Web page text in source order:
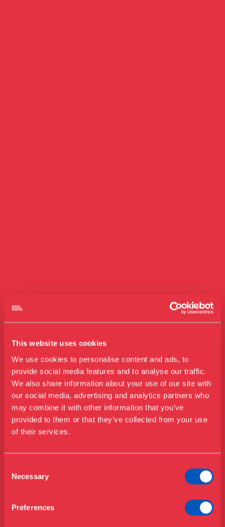
This website uses cookies
We use cookies to personalise content and ads, to
provide social media features and to analyse our traffic.
We also share information about your use of our site with
our social media, advertising and analytics partners who
may combine it with other information that you’ve
provided to them or that they’ve collected from your use
of their services.
Selection
Necessary
Preferences
Besøg os
Udstillinger
Årskort
Åbningstider & priser Køb billet